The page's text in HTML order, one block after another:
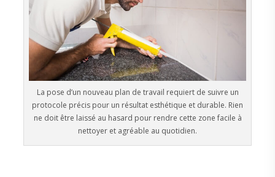
La pose d’un nouveau plan de travail requiert de suivre un
protocole précis pour un résultat esthétique et durable. Rien
ne doit être laissé au hasard pour rendre cette zone facile à
nettoyer et agréable au quotidien.